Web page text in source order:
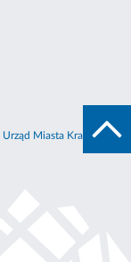
Urząd Miasta Krakowa